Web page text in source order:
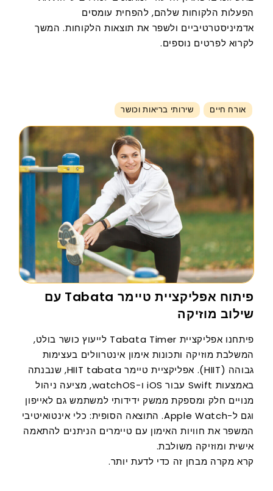
הפעלות הלקוחות שלהם, להפחית עומסים
אדמיניסטרטיביים ולשפר את תוצאות הלקוחות. המשך
לקרוא לפרטים נוספים.
אורח חיים שירותי בריאות וכושר
פיתוח אפליקציית טיימר Tabata עם
שילוב מוזיקה
פיתחנו אפליקציית Tabata Timer לייעוץ כושר בולט,
המשלבת מוזיקה ותכונות אימון אינטרוולים בעצימות
גבוהה (HIIT). אפליקציית טיימר HIIT tabata, שנבנתה
באמצעות Swift עבור iOS ו-watchOS, מציעה ניהול
מנויים חלק ומספקת ממשק ידידותי למשתמש גם לאייפון
וגם ל-Apple Watch. התוצאה הסופית: כלי אינטואיטיבי
המשפר את חוויות האימון עם טיימרים הניתנים להתאמה
אישית ומוזיקה משולבת.
קרא מקרה מבחן זה כדי לדעת יותר.